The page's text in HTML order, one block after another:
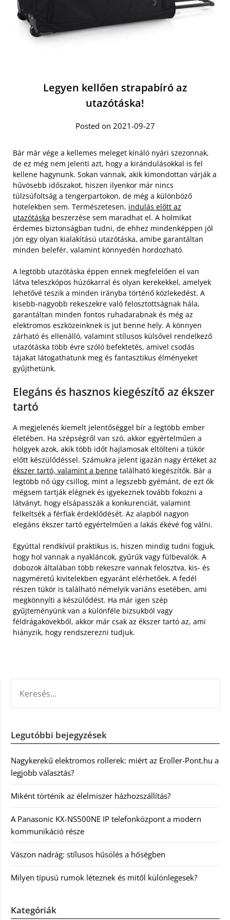
Legyen kellően strapabíró az
utazótáska!
Posted on 2021-09-27
Bár már vége a kellemes meleget kínáló nyári szezonnak,
de ez még nem jelenti azt, hogy a kirándulásokkal is fel
kellene hagynunk. Sokan vannak, akik kimondottan várják a
hűvösebb időszakot, hiszen ilyenkor már nincs
túlzsúfoltság a tengerpartokon, de még a különböző
hotelekben sem. Természetesen, indulás előtt az
utazótáska beszerzése sem maradhat el. A holmikat
érdemes biztonságban tudni, de ehhez mindenképpen jól
jön egy olyan kialakítású utazótáska, amibe garantáltan
minden belefér, valamint könnyedén hordozható.
A legtöbb utazótáska éppen ennek megfelelően el van
látva teleszkópos húzókarral és olyan kerekekkel, amelyek
lehetővé teszik a minden irányba történő közlekedést. A
kisebb-nagyobb rekeszekre való felosztottságnak hála,
garantáltan minden fontos ruhadarabnak és még az
elektromos eszközeinknek is jut benne hely. A könnyen
zárható és ellenálló, valamint stílusos külsővel rendelkező
utazótáska több évre szóló befektetés, amivel csodás
tájakat látogathatunk meg és fantasztikus élményeket
gyűjthetünk.
Elegáns és hasznos kiegészítő az ékszer
tartó
A megjelenés kiemelt jelentőséggel bír a legtöbb ember
életében. Ha szépségről van szó, akkor egyértelműen a
hölgyek azok, akik több időt hajlamosak eltölteni a tükör
előtt készülődéssel. Számukra jelent igazán nagy értéket az
ékszer tartó, valamint a benne található kiegészítők. Bár a
legtöbb nő úgy csillog, mint a legszebb gyémánt, de ezt ők
mégsem tartják elégnek és igyekeznek tovább fokozni a
látványt, hogy elsápasszák a konkurenciát, valamint
felkeltsék a férfiak érdeklődését. Az alapból nagyon
elegáns ékszer tartó egyértelműen a lakás ékévé fog válni.
Egyúttal rendkívül praktikus is, hiszen mindig tudni fogjuk,
hogy hol vannak a nyakláncok, gyűrűk vagy fülbevalók. A
dobozok általában több rekeszre vannak felosztva, kis- és
nagyméretű kivitelekben egyaránt elérhetőek. A fedél
részen tükör is található némelyik variáns esetében, ami
megkönnyíti a készülődést. Ha már igen szép
gyűjteményünk van a különféle bizsukból vagy
féldrágakövekből, akkor már csak az ékszer tartó az, ami
hiányzik, hogy rendszerezni tudjuk.
Legutóbbi bejegyzések
Nagykerekű elektromos rollerek: miért az Eroller-Pont.hu a
legjobb választás?
Miként történik az élelmiszer házhozszállítás?
A Panasonic KX-NS500NE IP telefonközpont a modern
kommunikáció része
Vászon nadrág: stílusos hűsölés a hőségben
Milyen típusú rumok léteznek és mitől különlegesek?
Kategóriák